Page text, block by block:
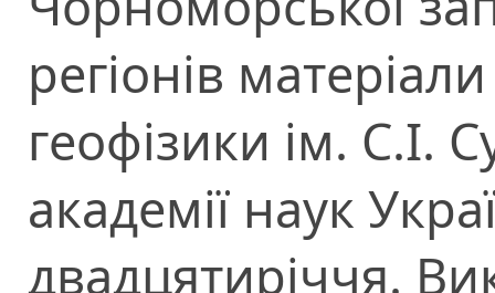
регіонів
геофізики ім. С.І.
академії наук
двадцятиріччя.